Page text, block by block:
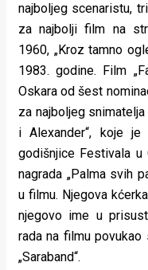
najboljeg scenaristu,
za najbolji film na
1960, „Kroz tamno
1983. godine. Film
Oskara od šest
za najboljeg snimatelja
i Alexander“, koje je
godišnjice Festivala u
nagrada „Palma svih
u filmu. Njegova
njegovo ime u
rada na filmu
„Saraband“.